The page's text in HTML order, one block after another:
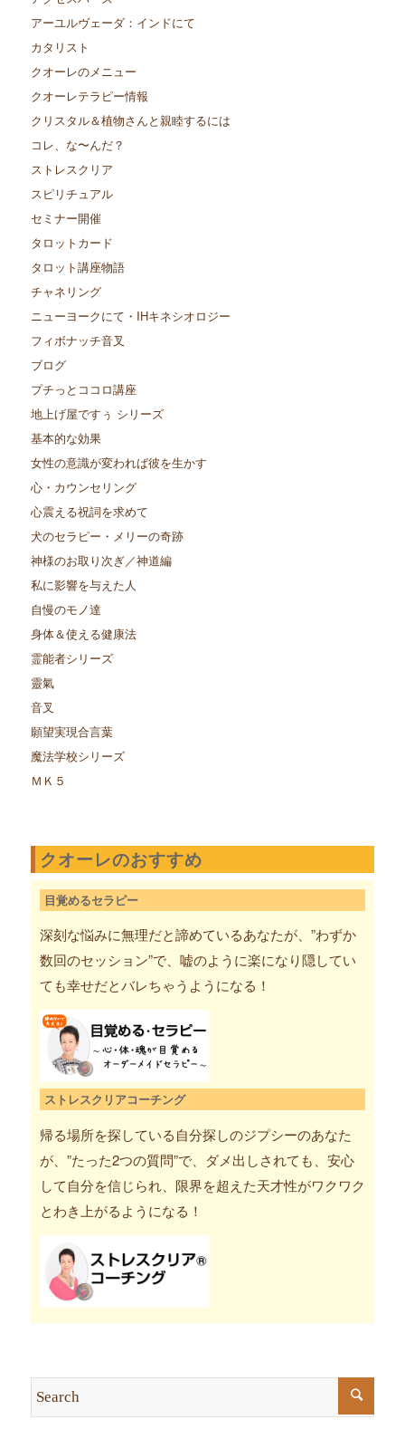
アーユルヴェーダ：インドにて
カタリスト
クオーレのメニュー
クオーレテラピー情報
クリスタル＆植物さんと親睦するには
コレ、な〜んだ？
ストレスクリア
スピリチュアル
セミナー開催
タロットカード
タロット講座物語
チャネリング
ニューヨークにて・IHキネシオロジー
フィボナッチ音叉
ブログ
プチっとココロ講座
地上げ屋ですぅ シリーズ
基本的な効果
女性の意識が変われば彼を生かす
心・カウンセリング
心震える祝詞を求めて
犬のセラピー・メリーの奇跡
神様のお取り次ぎ／神道編
私に影響を与えた人
自慢のモノ達
身体＆使える健康法
霊能者シリーズ
靈氣
音叉
願望実現合言葉
魔法学校シリーズ
ＭＫ５
クオーレのおすすめ
目覚めるセラピー
深刻な悩みに無理だと諦めているあなたが、”わずか
数回のセッション”で、嘘のように楽になり隠してい
ても幸せだとバレちゃうようになる！
ストレスクリアコーチング
帰る場所を探している自分探しのジプシーのあなた
が、”たった2つの質問”で、ダメ出しされても、安心
して自分を信じられ、限界を超えた天才性がワクワク
とわき上がるようになる！